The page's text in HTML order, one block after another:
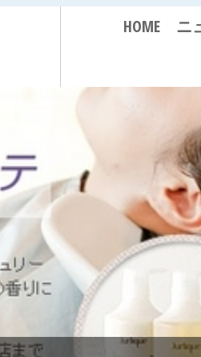
HOME ニ